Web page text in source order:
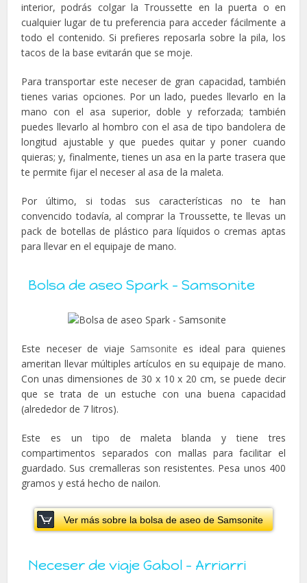
interior, podrás colgar la Troussette en la puerta o en
cualquier lugar de tu preferencia para acceder fácilmente a
todo el contenido. Si prefieres reposarla sobre la pila, los
tacos de la base evitarán que se moje.
Para transportar este neceser de gran capacidad, también
tienes varias opciones. Por un lado, puedes llevarlo en la
mano con el asa superior, doble y reforzada; también
puedes llevarlo al hombro con el asa de tipo bandolera de
longitud ajustable y que puedes quitar y poner cuando
quieras; y, finalmente, tienes un asa en la parte trasera que
te permite fijar el neceser al asa de la maleta.
Por último, si todas sus características no te han
convencido todavía, al comprar la Troussette, te llevas un
pack de botellas de plástico para líquidos o cremas aptas
para llevar en el equipaje de mano.
Bolsa de aseo Spark – Samsonite
Este neceser de viaje Samsonite es ideal para quienes
ameritan llevar múltiples artículos en su equipaje de mano.
Con unas dimensiones de 30 x 10 x 20 cm, se puede decir
que se trata de un estuche con una buena capacidad
(alrededor de 7 litros).
Este es un tipo de maleta blanda y tiene tres
compartimentos separados con mallas para facilitar el
guardado. Sus cremalleras son resistentes. Pesa unos 400
gramos y está hecho de nailon.
Ver más sobre la bolsa de aseo de Samsonite
Neceser de viaje Gabol – Arriarri